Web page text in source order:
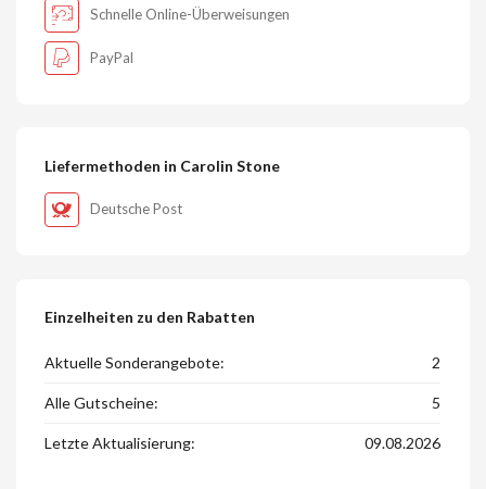
Schnelle Online-Überweisungen
PayPal
Liefermethoden in Carolin Stone
Deutsche Post
Einzelheiten zu den Rabatten
Aktuelle Sonderangebote: 2
Alle Gutscheine: 5
Letzte Aktualisierung: 09.08.2026